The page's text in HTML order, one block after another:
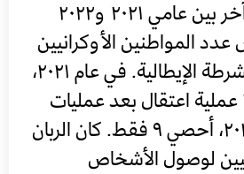
المواطنين الأوكرانيين
الذين اعتقلتهم الشرطة الإيطالية. في عام ٢٠٢١،
وثق المشروع ٣٢ عملية اعتقال بعد عمليات
الإنزال؛ في عام ٢٠٢٢، أحصي ٩ فقط. كان الربان
لوصول الأشخاص